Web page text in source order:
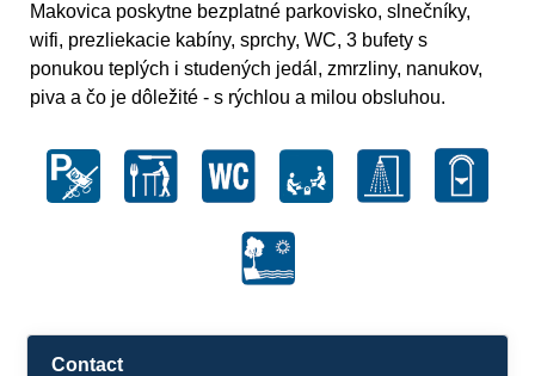
Makovica poskytne bezplatné parkovisko, slnečníky,
wifi, prezliekacie kabíny, sprchy, WC, 3 bufety s
ponukou teplých i studených jedál, zmrzliny, nanukov,
piva a čo je dôležité - s rýchlou a milou obsluhou.
Contact